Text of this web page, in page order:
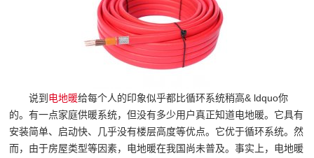
说到 电地暖给每个人的印象似乎都比循环系统稍高& ldquo你
的。有一点家庭供暖系统，但没有多少用户真正知道电地暖。它具有
安装简单、启动快、几乎没有楼层高度等优点。它优于循环系统。然
而，由于房屋类型等因素，电地暖在我国尚未普及。事实上，电地暖